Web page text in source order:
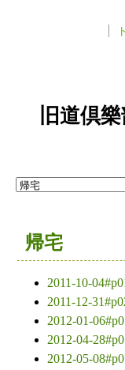
旧道倶
帰宅
2011-10-
2011-12-
2012-01-
2012-04-
2012-05-